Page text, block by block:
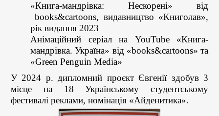
«Книга-мандрівка: Нескорені» від
books&cartoons, видавництво «Книголав»,
рік видання 2023
Анімаційний серіал на YouTube «Книга-
мандрівка. Україна» від «books&cartoons» та
«Green Penguin Media»
У 2024 р. дипломний проєкт Євгенії здобув 3
місце на 18 Українському студентському
фестивалі реклами, номінація «Айденитика».